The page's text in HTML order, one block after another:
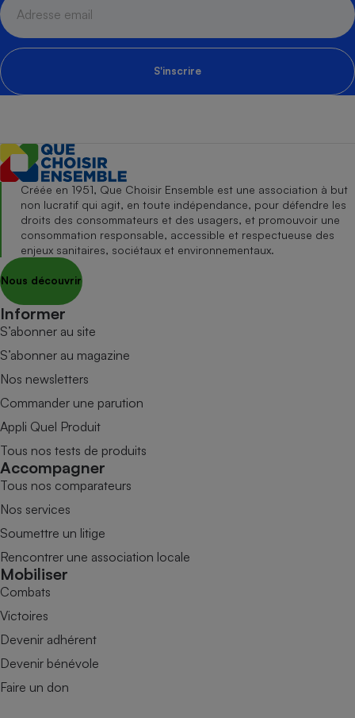
S'inscrire
Créée en 1951, Que Choisir Ensemble est une association à but
non lucratif qui agit, en toute indépendance, pour défendre les
droits des consommateurs et des usagers, et promouvoir une
consommation responsable, accessible et respectueuse des
enjeux sanitaires, sociétaux et environnementaux.
Nous découvrir
Informer
S’abonner au site
S’abonner au magazine
Nos newsletters
Commander une parution
Appli Quel Produit
Tous nos tests de produits
Accompagner
Tous nos comparateurs
Nos services
Soumettre un litige
Rencontrer une association locale
Mobiliser
Combats
Victoires
Devenir adhérent
Devenir bénévole
Faire un don